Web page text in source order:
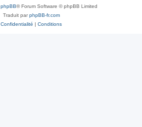
phpBB® Forum Software © phpBB Limited
Traduit parphpBB-fr.com
Confidentialité | Conditions